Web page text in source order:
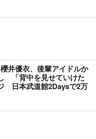
井優衣、後輩アイドルか
「背中を見せていけた
日本武道館2Daysで2万